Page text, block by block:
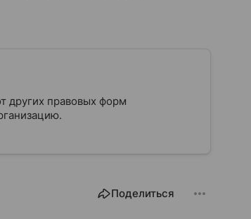
других правовых форм
Поделиться